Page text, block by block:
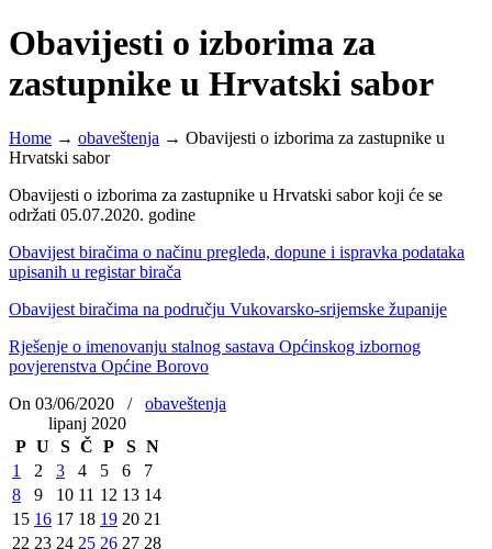
Obavijesti o izborima za
zastupnike u Hrvatski sabor
Home → obaveštenja → Obavijesti o izborima za zastupnike u
Hrvatski sabor
Obavijesti o izborima za zastupnike u Hrvatski sabor koji će se
održati 05.07.2020. godine
Obavijest biračima o načinu pregleda, dopune i ispravka podataka
upisanih u registar birača
Obavijest biračima na području Vukovarsko-srijemske županije
Rješenje o imenovanju stalnog sastava Općinskog izbornog
povjerenstva Općine Borovo
On 03/06/2020
/
obaveštenja
lipanj 2020
P U S Č P S N
1
2 3 4 5 6
7
8
9 10 11 12 13 14
15 16 17 18 19 20 21
22 23 24 25 26 27 28